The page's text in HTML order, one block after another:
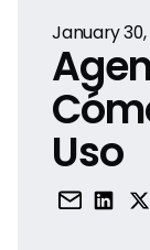
January 30,
Uso